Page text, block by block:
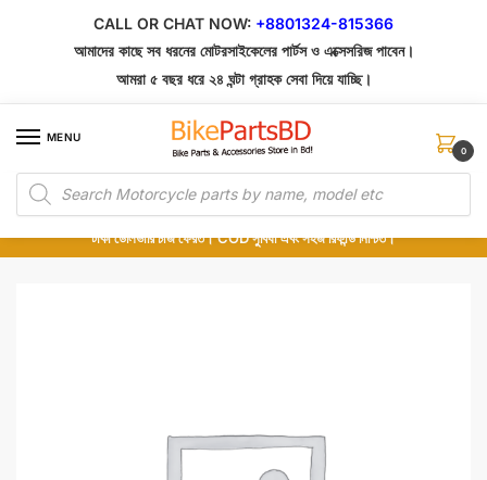
CALL OR CHAT NOW: +8801324-815366
আমাদের কাছে সব ধরনের মোটরসাইকেলের পার্টস ও এক্সেসরিজ পাবেন।
আমরা ৫ বছর ধরে ২৪ ঘন্টা গ্রাহক সেবা দিয়ে যাচ্ছি।
MENU
Products
search
0
১০০% অরিজিনাল পার্টস – শোরুম থেকে সরাসরি সংগ্রহ এবং শুধুমাত্র কুরিয়ার সার্ভিসে ডেলিভারি।
অর্ডার করার পর পার্টের ছবি দেখুন। পছন্দ হলে Cash on Delivery দিন, না হলে ৫ মিনিটে ১৯৯
টাকা ডেলিভারি চার্জ ফেরত। COD সুবিধা এবং সহজ রিফান্ড নিশ্চিত।